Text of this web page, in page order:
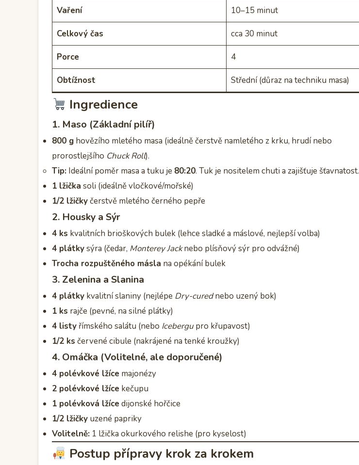
Vaření 10–15 minut
Celkový čas cca 30 minut
Porce 4
Obtížnost Střední (důraz na techniku masa)
Ingredience
1. Maso (Základní pilíř)
800 g hovězího mletého masa (ideálně čerstvě namletého z krku, hrudí nebo
prorostlejšího Chuck Roll).
Tip: Ideální poměr masa a tuku je 80:20. Tuk je nositelem chuti a zajišťuje šťavnatost.
1 lžička soli (ideálně vločkové/mořské)
1/2 lžičkyčerstvě mletého černého pepře
2. Housky a Sýr
4 ks kvalitních brioškových bulek (lehce sladké a máslové, nejlepší volba)
4 plátkysýra (čedar, Monterey Jacknebo plísňový sýr pro odvážné)
Trocha rozpuštěného másla na opékání bulek
3. Zelenina a Slanina
4 plátky kvalitní slaniny (nejlépe Dry-curednebo uzený bok)
1 ks rajče (pevné, na silné plátky)
4 listy římského salátu (nebo Icebergupro křupavost)
1/2 ks červené cibule (nakrájené na tenké kroužky)
4. Omáčka (Volitelné, ale doporučené)
4 polévkové lžíce majonézy
2 polévkové lžíce kečupu
1 polévková lžíce dijonské hořčice
1/2 lžičky uzené papriky
Volitelně: 1 lžička okurkového relishe (pro kyselost)
Postup přípravy krok za krokem